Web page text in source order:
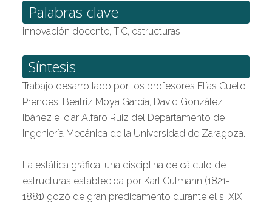
Palabras clave
innovación docente, TIC, estructuras
Síntesis
Trabajo desarrollado por los profesores Elías Cueto
Prendes, Beatriz Moya García, David González
Ibáñez e Icíar Alfaro Ruiz del Departamento de
Ingeniería Mecánica de la Universidad de Zaragoza.
La estática gráfica, una disciplina de cálculo de
estructuras establecida por Karl Culmann (1821-
1881) gozó de gran predicamento durante el s. XIX